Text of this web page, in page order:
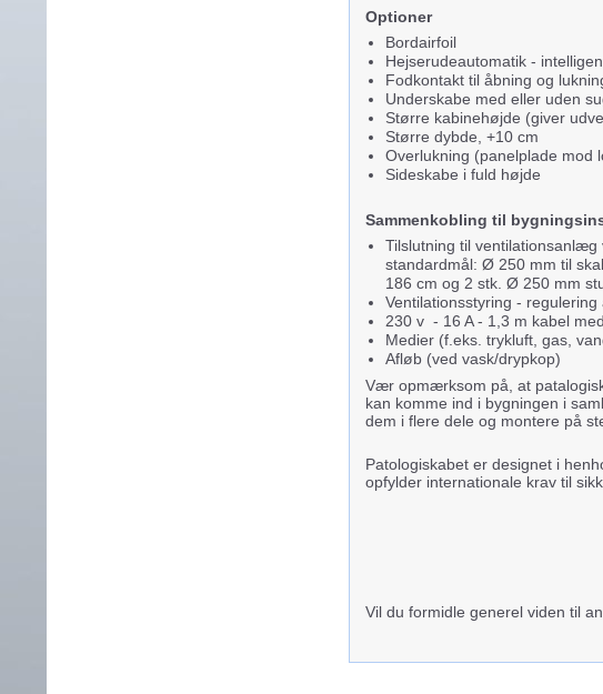
Optioner
Bordairfoil
Hejserudeautomatik -
Fodkontakt til åbning og
Underskabe med eller uden
Større kabinehøjde (giver
Større dybde, +10 cm
Overlukning (panelplade mod
Sideskabe i fuld højde
Sammenkobling til
Tilslutning til
standardmål: Ø 250 mm til
186 cm og 2 stk. Ø 250 mm
Ventilationsstyring -
230 v - 16 A - 1,3 m kabel
Medier (f.eks. trykluft, gas,
Afløb (ved vask/drypkop)
Vær opmærksom på, at
kan komme ind i bygningen i
dem i flere dele og montere på
Patologiskabet er designet i
opfylder internationale krav til
Vil du formidle generel viden til